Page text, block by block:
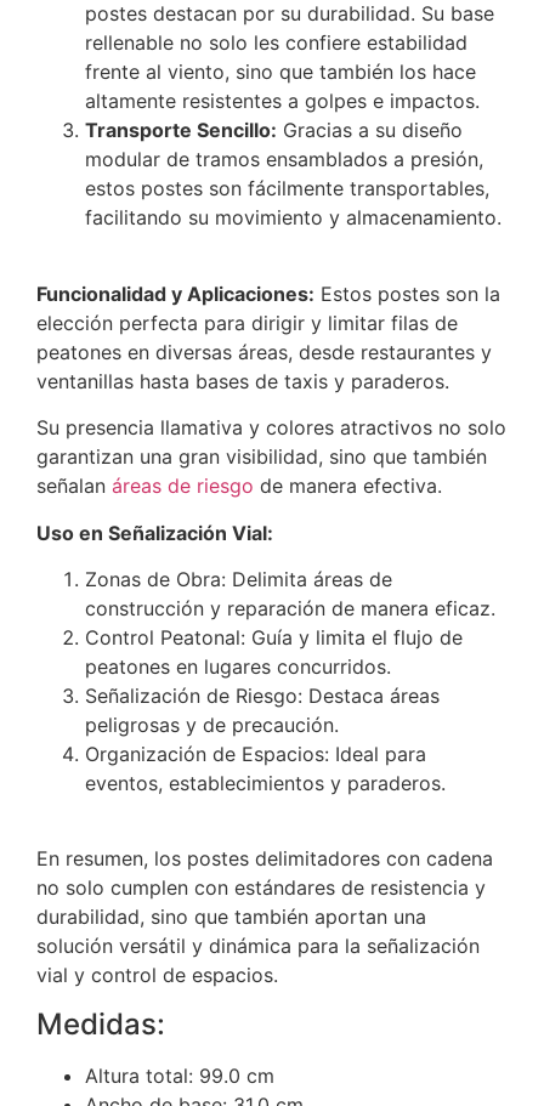
postes destacan por su durabilidad. Su base
rellenable no solo les confiere estabilidad
frente al viento, sino que también los hace
altamente resistentes a golpes e impactos.
Transporte Sencillo: Gracias a su diseño
modular de tramos ensamblados a presión,
estos postes son fácilmente transportables,
facilitando su movimiento y almacenamiento.
Funcionalidad y Aplicaciones: Estos postes son la
elección perfecta para dirigir y limitar filas de
peatones en diversas áreas, desde restaurantes y
ventanillas hasta bases de taxis y paraderos.
Su presencia llamativa y colores atractivos no solo
garantizan una gran visibilidad, sino que también
señalan áreas de riesgo de manera efectiva.
Uso en Señalización Vial:
Zonas de Obra: Delimita áreas de
construcción y reparación de manera eficaz.
Control Peatonal: Guía y limita el flujo de
peatones en lugares concurridos.
Señalización de Riesgo: Destaca áreas
peligrosas y de precaución.
Organización de Espacios: Ideal para
eventos, establecimientos y paraderos.
En resumen, los postes delimitadores con cadena
no solo cumplen con estándares de resistencia y
durabilidad, sino que también aportan una
solución versátil y dinámica para la señalización
vial y control de espacios.
Medidas:
Altura total: 99.0 cm